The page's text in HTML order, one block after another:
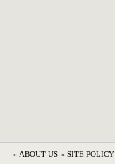
» ABOUT US » SITE POLICY